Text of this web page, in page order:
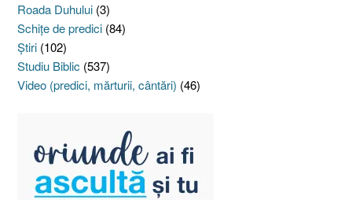
Roada Duhului (3)
Schiţe de predici (84)
Ştiri (102)
Studiu Biblic (537)
Video (predici, mărturii, cântări) (46)